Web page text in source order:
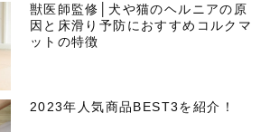
獣医師監修│犬や猫のヘルニアの原
因と床滑り予防におすすめコルクマ
ットの特徴
2023年人気商品BEST3を紹介！